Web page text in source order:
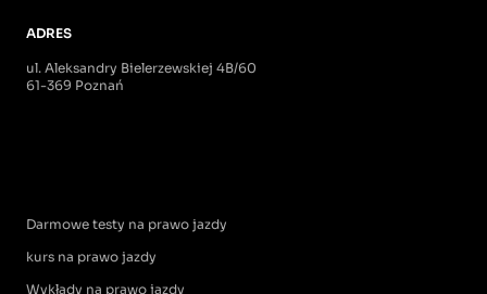
ADRES
ul. Aleksandry Bielerzewskiej 4B/60
61-369 Poznań
Darmowe testy na prawo jazdy
kurs na prawo jazdy
Wykłady na prawo jazdy